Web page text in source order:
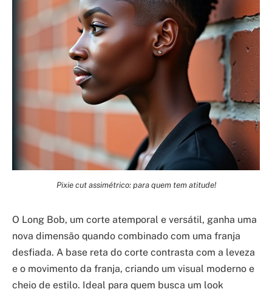
Pixie cut assimétrico: para quem tem atitude!
O Long Bob, um corte atemporal e versátil, ganha uma
nova dimensão quando combinado com uma franja
desfiada. A base reta do corte contrasta com a leveza
e o movimento da franja, criando um visual moderno e
cheio de estilo. Ideal para quem busca um look